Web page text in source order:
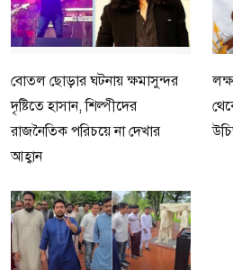
বোতল ছোড়ার ঘটনায় ক্ষমাসুন্দর
দৃষ্টিতে হাসান, শিল্পীদের
রাজনৈতিক পরিচয়ে না দেখার
আহ্বান